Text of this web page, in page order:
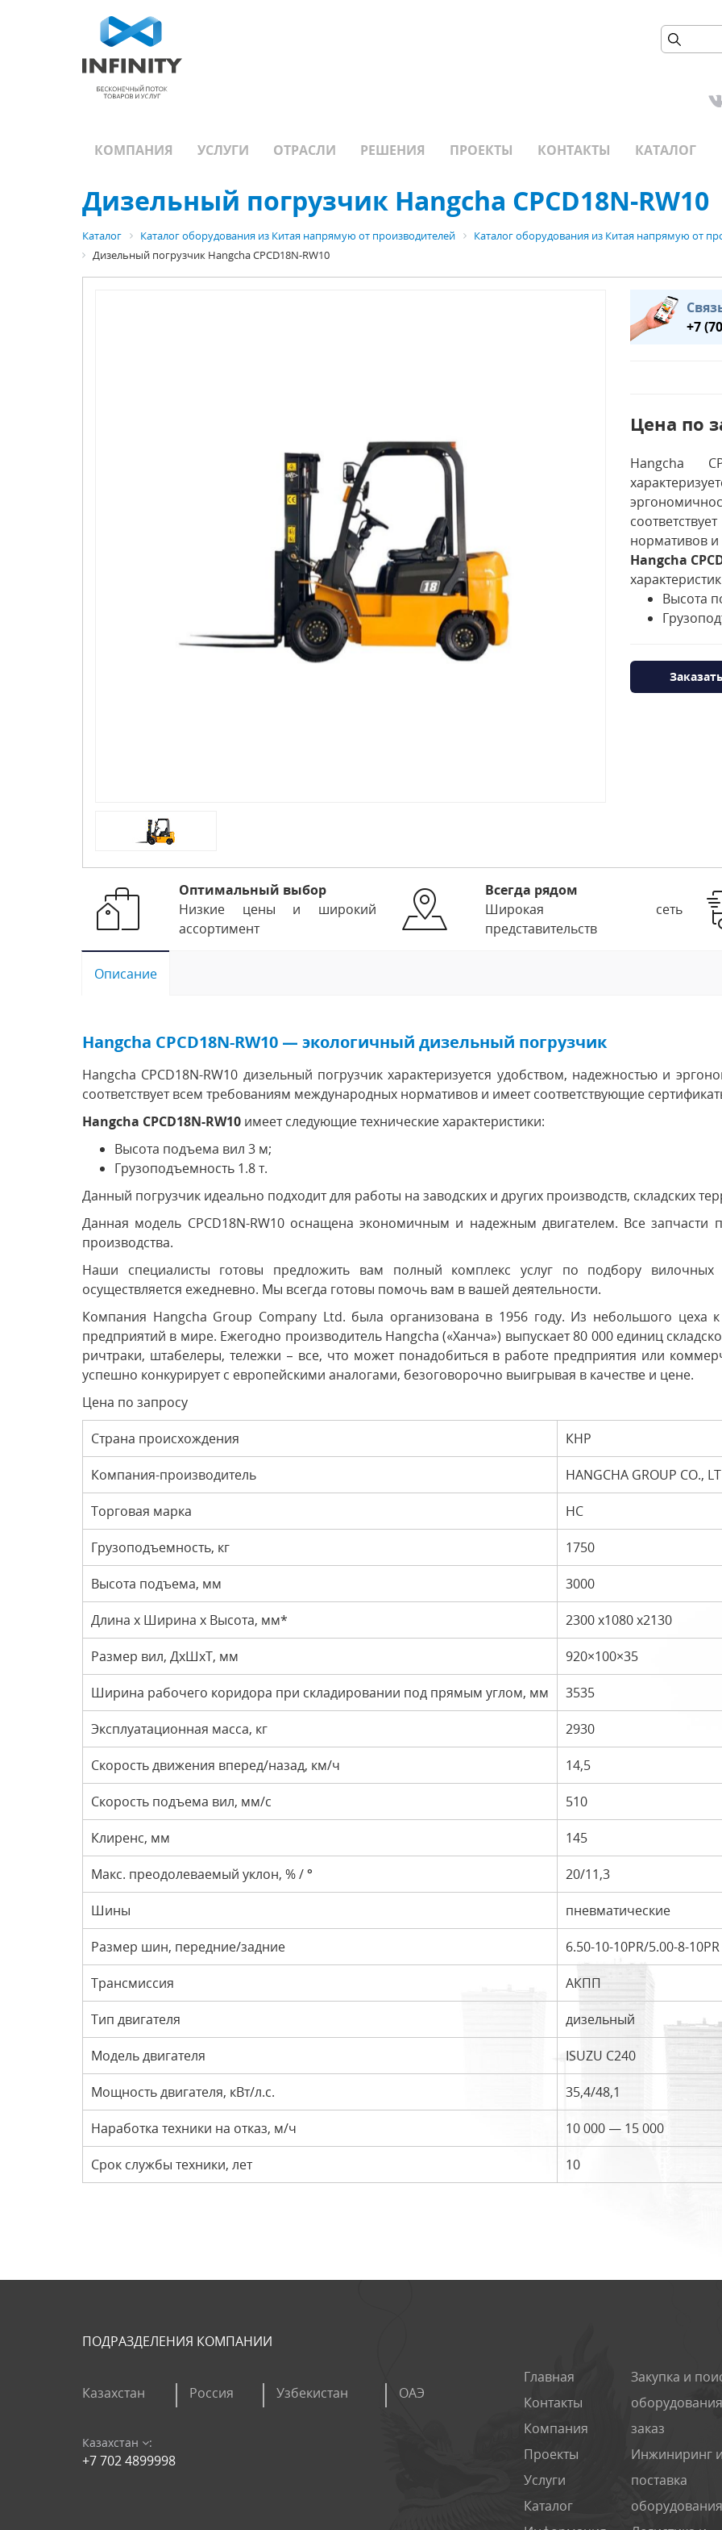
КОМПАНИЯ УСЛУГИ ОТРАСЛИ РЕШЕНИЯ ПРОЕКТЫ КОНТАКТЫ КАТАЛОГ
Дизельный погрузчик Hangcha CPCD18N-RW10
Каталог Каталог оборудования из Китая напрямую от производителей
Каталог оборудования из Китая напрямую от
Дизельный погрузчик Hangcha CPCD18N-RW10
+7
Цена по
Hangcha
нормативов и
Hangcha
Высота
Оптимальный выбор
Низкие цены и широкий
ассортимент
Всегда рядом
Широкая сеть
представительств
Описание
Hangcha CPCD18N-RW10 — экологичный дизельный погрузчик
Hangcha CPCD18N-RW10 дизельный погрузчик характеризуется удобством, надежностью и
соответствует всем требованиям международных нормативов и имеет соответствующие
Hangcha CPCD18N-RW10 имеет следующие технические характеристики:
Высота подъема вил 3 м;
Грузоподъемность 1.8 т.
Данный погрузчик идеально подходит для работы на заводских и других производств, складских
Данная модель CPCD18N-RW10 оснащена экономичным и надежным двигателем. Все запчасти
производства.
Наши специалисты готовы предложить вам полный комплекс услуг по подбору вилочных
осуществляется ежедневно. Мы всегда готовы помочь вам в вашей деятельности.
Компания Hangcha Group Company Ltd. была организована в 1956 году. Из небольшого цеха
предприятий в мире. Ежегодно производитель Hangcha («Ханча») выпускает 80 000 единиц
ричтраки, штабелеры, тележки – все, что может понадобиться в работе предприятия или
успешно конкурирует с европейскими аналогами, безоговорочно выигрывая в качестве и цене.
Цена по запросу
Страна происхождения КНР
Компания-производитель HANGCHA GROUP CO.,
Торговая марка HC
Грузоподъемность, кг 1750
Высота подъема, мм 3000
Длина x Ширина x Высота, мм* 2300 x1080 x2130
Размер вил, ДxШxТ, мм 920×100×35
Ширина рабочего коридора при складировании под прямым углом, мм 3535
Эксплуатационная масса, кг 2930
Скорость движения вперед/назад, км/ч 14,5
Скорость подъема вил, мм/с 510
Клиренс, мм 145
Макс. преодолеваемый уклон, % / ° 20/11,3
Шины пневматические
Размер шин, передние/задние 6.50-10-10PR/5.00-8-10PR
Трансмиссия АКПП
Тип двигателя дизельный
Модель двигателя ISUZU C240
Мощность двигателя, кВт/л.с. 35,4/48,1
Наработка техники на отказ, м/ч 10 000 — 15 000
Срок службы техники, лет 10
ПОДРАЗДЕЛЕНИЯ КОМПАНИИ
Казахстан Россия Узбекистан ОАЭ
Казахстан :
+7 702 4899998
Главная
Контакты
Компания
Проекты
Услуги
Каталог
Закупка и
заказ
Инжиниринг
поставка
оборудования